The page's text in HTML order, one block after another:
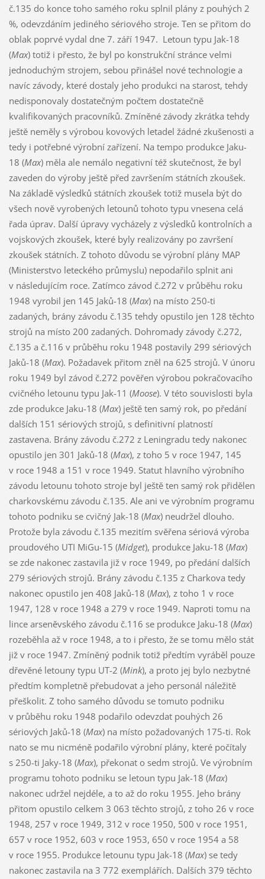
č.135 do konce toho samého roku splnil plány z pouhých 2
%, odevzdáním jediného sériového stroje. Ten se přitom do
oblak poprvé vydal dne 7. září 1947. Letoun typu Jak-18
(Max) totiž i přesto, že byl po konstrukční stránce velmi
jednoduchým strojem, sebou přinášel nové technologie a
navíc závody, které dostaly jeho produkci na starost, tehdy
nedisponovaly dostatečným počtem dostatečně
kvalifikovaných pracovníků. Zmíněné závody zkrátka tehdy
ještě neměly s výrobou kovových letadel žádné zkušenosti a
tedy i potřebné výrobní zařízení. Na tempo produkce Jaku-
18 (Max) měla ale nemálo negativní též skutečnost, že byl
zaveden do výroby ještě před završením státních zkoušek.
Na základě výsledků státních zkoušek totiž musela být do
všech nově vyrobených letounů tohoto typu vnesena celá
řada úprav. Další úpravy vycházely z výsledků kontrolních a
vojskových zkoušek, které byly realizovány po završení
zkoušek státních. Z tohoto důvodu se výrobní plány MAP
(Ministerstvo leteckého průmyslu) nepodařilo splnit ani
v následujícím roce. Zatímco závod č.272 v průběhu roku
1948 vyrobil jen 145 Jaků-18 (Max) na místo 250-ti
zadaných, brány závodu č.135 tehdy opustilo jen 128 těchto
strojů na místo 200 zadaných. Dohromady závody č.272,
č.135 a č.116 v průběhu roku 1948 postavily 299 sériových
Jaků-18 (Max). Požadavek přitom zněl na 625 strojů. V únoru
roku 1949 byl závod č.272 pověřen výrobou pokračovacího
cvičného letounu typu Jak-11 (Moose). V této souvislosti byla
zde produkce Jaku-18 (Max) ještě ten samý rok, po předání
dalších 151 sériových strojů, s definitivní platností
zastavena. Brány závodu č.272 z Leningradu tedy nakonec
opustilo jen 301 Jaků-18 (Max), z toho 5 v roce 1947, 145
v roce 1948 a 151 v roce 1949. Statut hlavního výrobního
závodu letounu tohoto stroje byl ještě ten samý rok přidělen
charkovskému závodu č.135. Ale ani ve výrobním programu
tohoto podniku se cvičný Jak-18 (Max) neudržel dlouho.
Protože byla závodu č.135 mezitím svěřena sériová výroba
proudového UTI MiGu-15 (Midget), produkce Jaku-18 (Max)
se zde nakonec zastavila již v roce 1949, po předání dalších
279 sériových strojů. Brány závodu č.135 z Charkova tedy
nakonec opustilo jen 408 Jaků-18 (Max), z toho 1 v roce
1947, 128 v roce 1948 a 279 v roce 1949. Naproti tomu na
lince arseněvského závodu č.116 se produkce Jaku-18 (Max)
rozeběhla až v roce 1948, a to i přesto, že se tomu mělo stát
již v roce 1947. Zmíněný podnik totiž předtím vyráběl pouze
dřevěné letouny typu UT-2 (Mink), a proto jej bylo nezbytné
předtím kompletně přebudovat a jeho personál náležitě
přeškolit. Z toho samého důvodu se tomuto podniku
v průběhu roku 1948 podařilo odevzdat pouhých 26
sériových Jaků-18 (Max) na místo požadovaných 175-ti. Rok
nato se mu nicméně podařilo výrobní plány, které počítaly
s 250-ti Jaky-18 (Max), překonat o sedm strojů. Ve výrobním
programu tohoto podniku se letoun typu Jak-18 (Max)
nakonec udržel nejdéle, a to až do roku 1955. Jeho brány
přitom opustilo celkem 3 063 těchto strojů, z toho 26 v roce
1948, 257 v roce 1949, 312 v roce 1950, 500 v roce 1951,
657 v roce 1952, 603 v roce 1953, 650 v roce 1954 a 58
v roce 1955. Produkce letounu typu Jak-18 (Max) se tedy
nakonec zastavila na 3 772 exemplářích. Dalších 379 těchto